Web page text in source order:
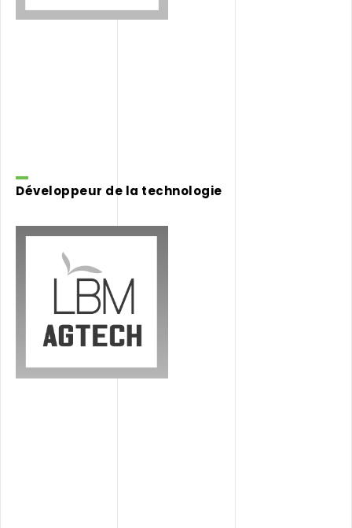
Développeur de la technologie